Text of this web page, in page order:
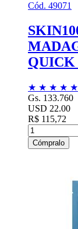
Cód. 49071
QUICK
★ ★ ★ ★ ★
Gs. 133.760
USD 22.00
R$ 115,72
Cómpralo